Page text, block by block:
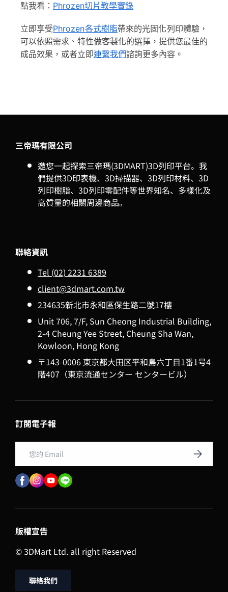
點我看： Phrozen切片教學實錄
立即享受Phrozen各式樹脂帶來的光固化列印體驗，
可以依照需求、特性做客製化的選擇，提供您最佳的
成品效果，或者立即連繫我們諮詢更多內容。
三帝瑪有限公司
邀您一起探索三帝瑪(3DMART)3D列印平台。我
們提供3D印表機、3D掃描器、3D列印材料、3D
列印樹脂、3D列印零配件等世界知名、多樣化及
高質量的相關周邊商品。
聯絡資訊
Tel (02) 2231 6389
client@3dmart.com.tw
234635新北市永和區保生路二號17樓
Unit 706, 7/F, Sun Cheong Industrial Building,
2-4 Cheung Yee Street, Cheung Sha Wan,
Kowloon, Hong Kong
〒143-0006 東京都大田区平和島六丁目1番1号4
階407（東京流通センター センタービル）
訂閱電子報
訂閱
版權宣告
© 3DMart Ltd. all right Reserved
聯絡我們